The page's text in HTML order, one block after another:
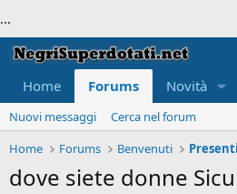
...
Home Forums Novità
Nuovi messaggi
Cerca nel forum
Home
Forums Benvenuti
dove siete donne